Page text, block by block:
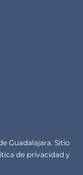
Guadalajara. Sitio
de privacidad y